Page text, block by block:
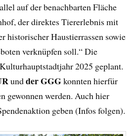
auf der benachbarten Fläche
der direktes Tiererlebnis mit
historischer Haustierrassen sowie
verknüpfen soll.“ Die
2025 geplant.
undder GGGkonnten hierfür
gewonnen werden. Auch hier
geben (Infos folgen).